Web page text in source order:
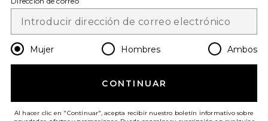
Change Country Regions
es USD
¡AYÚDANOS A MEJORAR!
Mujer Hombres Ambos
CONTINUAR
Al hacer clic en "Continuar", acepta recibir nuestro boletín informativo sobre